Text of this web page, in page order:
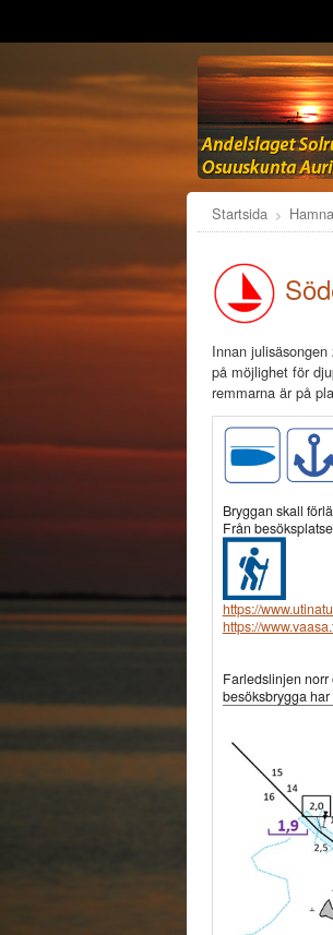
Startsida
Innan
på möjlighet för
remmarna är på
Bryggan skall
Från
https://
https://
Farledslinjen norr
besöksbrygga